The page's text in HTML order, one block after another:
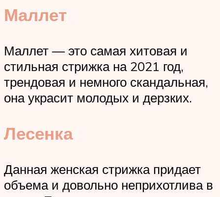
Маллет
Маллет — это самая хитовая и
стильная стрижка на 2021 год,
трендовая и немного скандальная,
она украсит молодых и дерзких.
Лесенка
Данная женская стрижка придает
объема и довольно неприхотлива в